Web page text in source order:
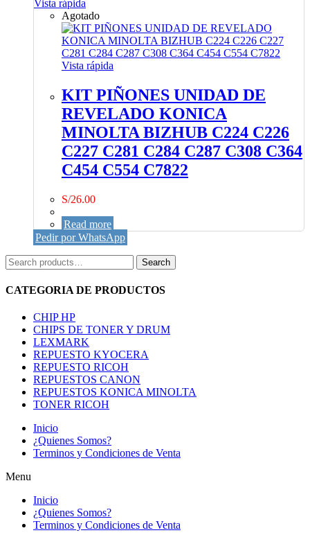
C308
C250i
C300i
C360i
C450i
C550i
quantity
Vista rápida
Agotado
Vista rápida
KIT PIÑONES UNIDAD DE
REVELADO KONICA
MINOLTA BIZHUB C224 C226
C227 C281 C284 C287 C308 C364
C454 C554 C7822
S/26.00
Read more
Pedir por WhatsApp
Search
for:
Search
CATEGORIA DE PRODUCTOS
CHIP HP
CHIPS DE TONER Y DRUM
LEXMARK
REPUESTO KYOCERA
REPUESTO RICOH
REPUESTOS CANON
REPUESTOS KONICA MINOLTA
TONER RICOH
Inicio
¿Quienes Somos?
Terminos y Condiciones de Venta
Menu
Inicio
¿Quienes Somos?
Terminos y Condiciones de Venta